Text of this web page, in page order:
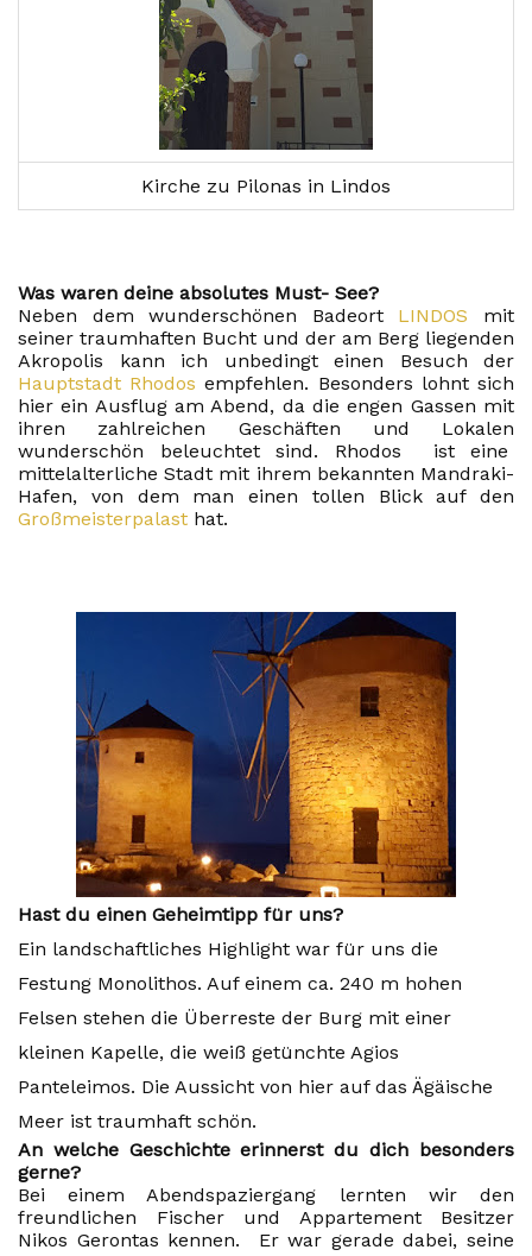
Kirche zu Pilonas in Lindos
Was waren deine absolutes Must- See?
Neben dem wunderschönen Badeort LINDOS mit
seiner traumhaften Bucht und der am Berg liegenden
Akropolis kann ich unbedingt einen Besuch der
Hauptstadt Rhodos empfehlen. Besonders lohnt sich
hier ein Ausflug am Abend, da die engen Gassen mit
ihren zahlreichen Geschäften und Lokalen
wunderschön beleuchtet sind. Rhodos ist eine
mittelalterliche Stadt mit ihrem bekannten Mandraki-
Hafen, von dem man einen tollen Blick auf den
Großmeisterpalast hat.
Hast du einen Geheimtipp für uns?
Ein landschaftliches Highlight war für uns die
Festung Monolithos. Auf einem ca. 240 m hohen
Felsen stehen die Überreste der Burg mit einer
kleinen Kapelle, die weiß getünchte Agios
Panteleimos. Die Aussicht von hier auf das Ägäische
Meer ist traumhaft schön.
An welche Geschichte erinnerst du dich besonders
gerne?
Bei einem Abendspaziergang lernten wir den
freundlichen Fischer und Appartement Besitzer
Nikos Gerontas kennen. Er war gerade dabei, seine